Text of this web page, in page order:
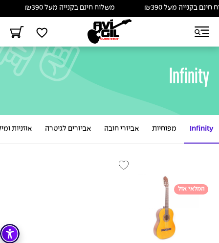
בקנייה מעל ₪390 משלוח חינם בקנייה מעל ₪390
Infinity
Infinity מפוחיות אביזרי חובה אביזרים לגיטרה אוזניות
המלאי אזל